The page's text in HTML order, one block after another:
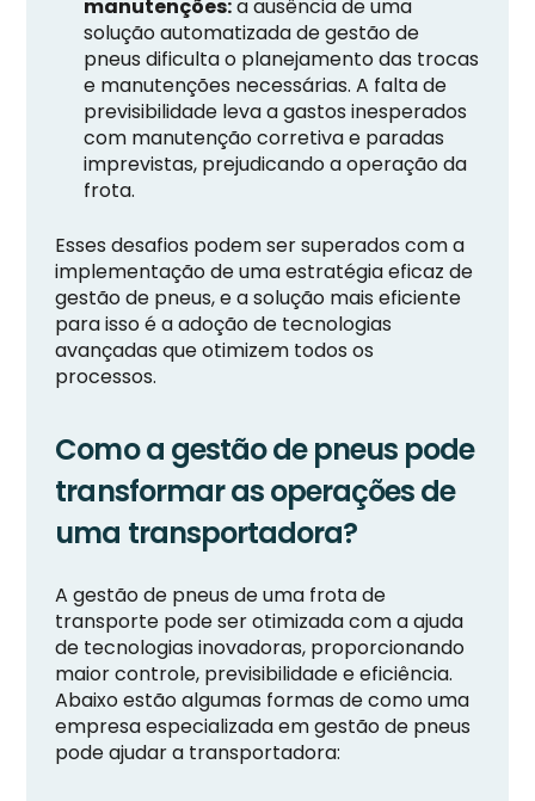
manutenções:a ausência de uma
solução automatizada de gestão de
pneus dificulta o planejamento das trocas
e manutenções necessárias. A falta de
previsibilidade leva a gastos inesperados
com manutenção corretiva e paradas
imprevistas, prejudicando a operação da
frota.
Esses desafios podem ser superados com a
implementação de uma estratégia eficaz de
gestão de pneus, e a solução mais eficiente
para isso é a adoção de tecnologias
avançadas que otimizem todos os
processos.
Como a gestão de pneus pode
transformar as operações de
uma transportadora?
A gestão de pneus de uma frota de
transporte pode ser otimizada com a ajuda
de tecnologias inovadoras, proporcionando
maior controle, previsibilidade e eficiência.
Abaixo estão algumas formas de como uma
empresa especializada em gestão de pneus
pode ajudar a transportadora: